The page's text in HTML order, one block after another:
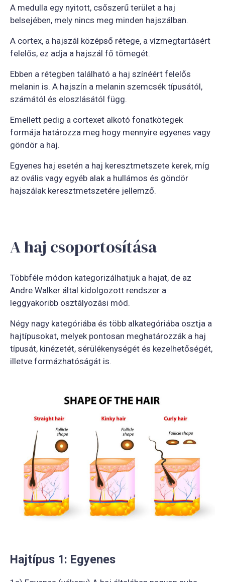
A medulla egy nyitott, csőszerű terület a haj
belsejében, mely nincs meg minden hajszálban.
A cortex, a hajszál középső rétege, a vízmegtartásért
felelős, ez adja a hajszál fő tömegét.
Ebben a rétegben található a haj színéért felelős
melanin is. A hajszín a melanin szemcsék típusától,
számától és eloszlásától függ.
Emellett pedig a cortexet alkotó fonatkötegek
formája határozza meg hogy mennyire egyenes vagy
göndör a haj.
Egyenes haj esetén a haj keresztmetszete kerek, míg
az ovális vagy egyéb alak a hullámos és göndör
hajszálak keresztmetszetére jellemző.
A haj csoportosítása
Többféle módon kategorizálhatjuk a hajat, de az
Andre Walker által kidolgozott rendszer a
leggyakoribb osztályozási mód.
Négy nagy kategóriába és több alkategóriába osztja a
hajtípusokat, melyek pontosan meghatározzák a haj
típusát, kinézetét, sérülékenységét és kezelhetőségét,
illetve formázhatóságát is.
Hajtípus 1: Egyenes